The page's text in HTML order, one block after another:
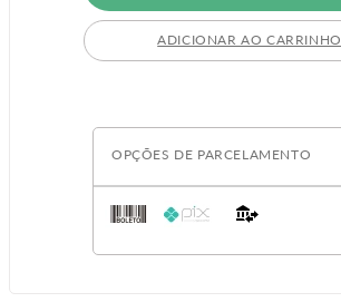
ADICIONAR AO CARRINHO
OPÇÕES DE PARCELAMENTO